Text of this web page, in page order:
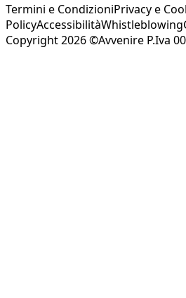
Termini e CondizioniPrivacy e
PolicyAccessibilitàWhistleblowing
Copyright 2026 ©Avvenire P.Iva